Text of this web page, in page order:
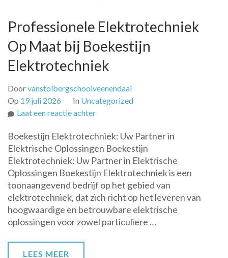
Professionele Elektrotechniek
Op Maat bij Boekestijn
Elektrotechniek
Doorvanstolbergschoolveenendaal
Op 19 juli 2026 In Uncategorized
Laat een reactie achterop
Elektrotechniek
Op
Maat
bij
Boekestijn
Elektrotechniek
Boekestijn Elektrotechniek: Uw Partner in
Elektrische Oplossingen Boekestijn
Elektrotechniek: Uw Partner in Elektrische
Oplossingen Boekestijn Elektrotechniek is een
toonaangevend bedrijf op het gebied van
elektrotechniek, dat zich richt op het leveren van
hoogwaardige en betrouwbare elektrische
oplossingen voor zowel particuliere …
LEES MEER